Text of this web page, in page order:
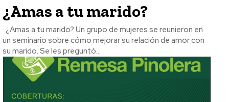
¿Amas a tu marido?
un seminario sobre cómo mejorar su relación de amor con
su marido. Se les preguntó...